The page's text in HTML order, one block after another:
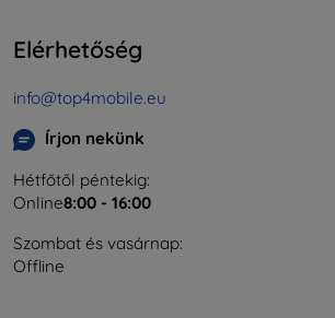
Elérhetőség
info@top4mobile.eu
Írjon nekünk
Hétfőtől péntekig:
Online8:00 - 16:00
Szombat és vasárnap:
Offline